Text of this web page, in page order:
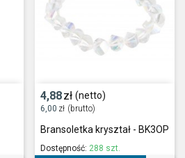
4,88zł (netto)
6,00 zł (brutto)
Bransoletka kryształ - BK3OP
Dostępność: 288 szt.